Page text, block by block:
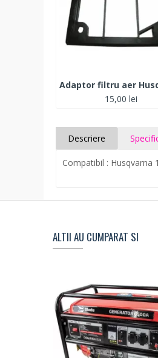
15,00 lei
Descriere
Compatibil : Husqvarna
ALTII AU CUMPARAT SI